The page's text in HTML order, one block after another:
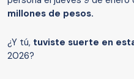
millones de pesos.
¿Y tú, tuviste suerte en
2026?